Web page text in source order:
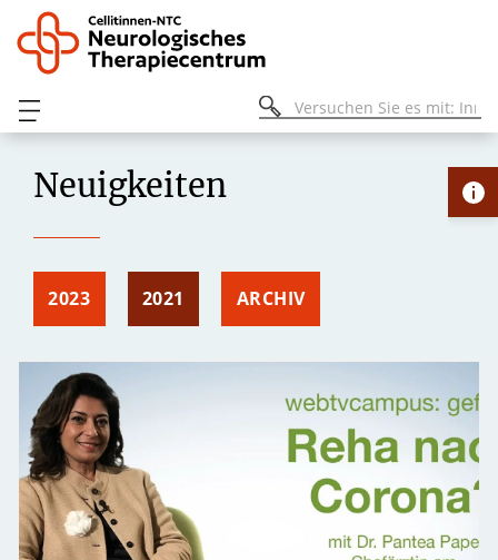
Neuigkeiten
2023 2021 ARCHIV